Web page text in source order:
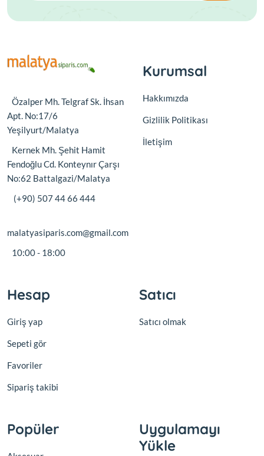
Özalper Mh. Telgraf Sk. İhsan
Apt. No:17/6
Yeşilyurt/Malatya
Kernek Mh. Şehit Hamit
Fendoğlu Cd. Konteynır Çarşı
No:62 Battalgazi/Malatya
(+90) 507 44 66 444
malatyasiparis.com@gmail.com
10:00 - 18:00
Kurumsal
Hakkımızda
Gizlilik Politikası
İletişim
Hesap
Giriş yap
Sepeti gör
Favoriler
Sipariş takibi
Satıcı
Satıcı olmak
Popüler
Uygulamayı
Yükle